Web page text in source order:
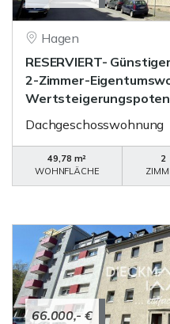
Hagen
RESERVIERT-
2-Zimmer-
Dachgeschosswohnung
49,78 m²
WOHNFLÄCHE
2
66.000,- €